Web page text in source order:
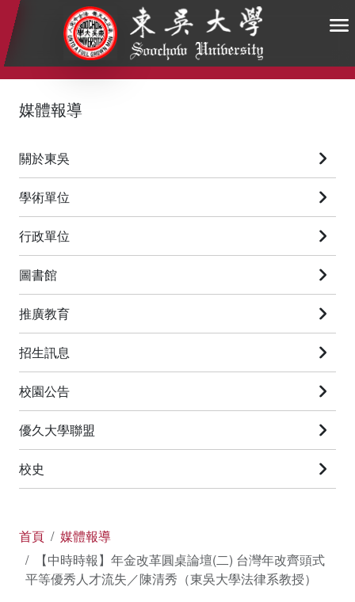
:::
媒體報導
關於東吳
學術單位
行政單位
圖書館
推廣教育
招生訊息
校園公告
優久大學聯盟
校史
首頁
媒體報導
【中時時報】年金改革圓桌論壇(二) 台灣年改齊頭式
平等優秀人才流失／陳清秀（東吳大學法律系教授）